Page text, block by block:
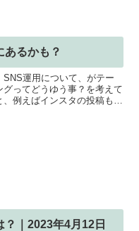
あるかも？
運用について、がテー
ってどうゆう事？を考えて
例えばインスタの投稿も、
｜2023年4月12日